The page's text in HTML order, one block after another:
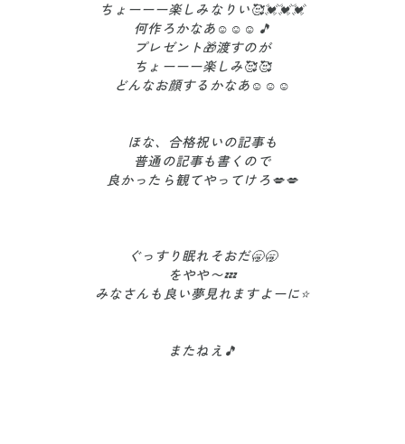
ちょーーー楽しみなりい🥰💓💓💓
何作ろかなあ☺️☺️☺️🎵
プレゼント🎁渡すのが
ちょーーー楽しみ🥰🥰
どんなお顔するかなあ☺️☺️☺️
ほな、合格祝いの記事も
普通の記事も書くので
良かったら観てやってけろ💋💋
ぐっすり眠れそおだ🥱🥱
をやや〜💤
みなさんも良い夢見れますよーに⭐️
またねえ🎵